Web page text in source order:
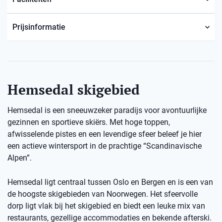
Prijsinformatie
Hemsedal skigebied
Hemsedal is een sneeuwzeker paradijs voor avontuurlijke
gezinnen en sportieve skiërs. Met hoge toppen,
afwisselende pistes en een levendige sfeer beleef je hier
een actieve wintersport in de prachtige “Scandinavische
Alpen”.
Hemsedal ligt centraal tussen Oslo en Bergen en is een van
de hoogste skigebieden van Noorwegen. Het sfeervolle
dorp ligt vlak bij het skigebied en biedt een leuke mix van
restaurants, gezellige accommodaties en bekende afterski.